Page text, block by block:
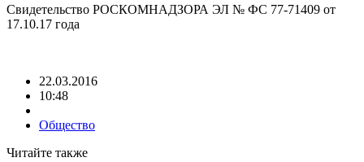
Свидетельство РОСКОМНАДЗОРА ЭЛ № ФС 77-71409 от
17.10.17 года
22.03.2016
10:48
Общество
Читайте также